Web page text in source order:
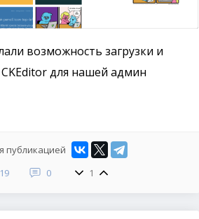
возможность загрузки и
для нашей админ
публикацией
0 1